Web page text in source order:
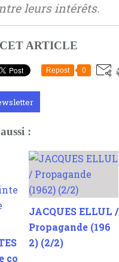
leurs intérêts.
ARTICLE
Repost 0
:
co
JACQUES ELLUL /
Propagande (196
2) (2/2)